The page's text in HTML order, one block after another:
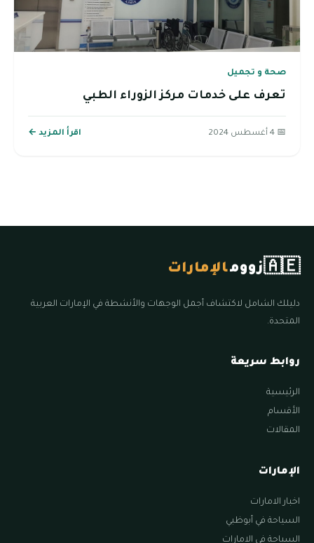
صحة و تجميل
تعرف على خدمات مركز الزوراء الطبي
📅 4 أغسطس 2024 اقرأ المزيد ←
🇦🇪زوومالإمارات
دليلك الشامل لاكتشاف أجمل الوجهات والأنشطة في الإمارات العربية
المتحدة.
روابط سريعة
الرئيسية
الأقسام
المقالات
الإمارات
اخبار الامارات
السياحة في أبوظبي
السياحة في الامارات